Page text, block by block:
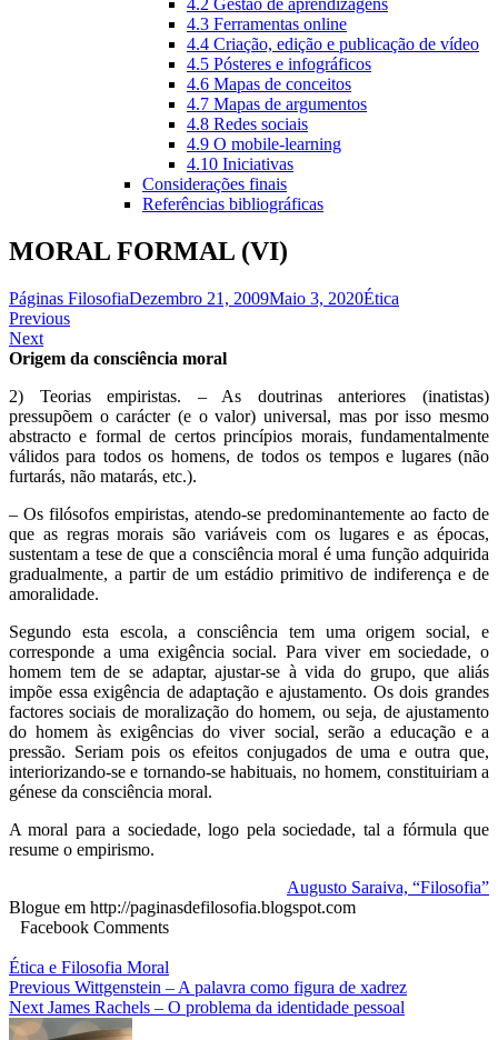
4.2 Gestão de aprendizagens
4.3 Ferramentas online
4.4 Criação, edição e publicação de vídeo
4.5 Pósteres e infográficos
4.6 Mapas de conceitos
4.7 Mapas de argumentos
4.8 Redes sociais
4.9 O mobile-learning
4.10 Iniciativas
Considerações finais
Referências bibliográficas
MORAL FORMAL (VI)
Páginas FilosofiaDezembro 21, 2009Maio 3, 2020Ética
Navegação
de
Previous
Next
Origem da consciência moral
2) Teorias empiristas. – As doutrinas anteriores (inatistas)
pressupõem o carácter (e o valor) universal, mas por isso mesmo
abstracto e formal de certos princípios morais, fundamentalmente
válidos para todos os homens, de todos os tempos e lugares (não
furtarás, não matarás, etc.).
– Os filósofos empiristas, atendo-se predominantemente ao facto de
que as regras morais são variáveis com os lugares e as épocas,
sustentam a tese de que a consciência moral é uma função adquirida
gradualmente, a partir de um estádio primitivo de indiferença e de
amoralidade.
Segundo esta escola, a consciência tem uma origem social, e
corresponde a uma exigência social. Para viver em sociedade, o
homem tem de se adaptar, ajustar-se à vida do grupo, que aliás
impõe essa exigência de adaptação e ajustamento. Os dois grandes
factores sociais de moralização do homem, ou seja, de ajustamento
do homem às exigências do viver social, serão a educação e a
pressão. Seriam pois os efeitos conjugados de uma e outra que,
interiorizando-se e tornando-se habituais, no homem, constituiriam a
génese da consciência moral.
A moral para a sociedade, logo pela sociedade, tal a fórmula que
resume o empirismo.
Augusto Saraiva, “Filosofia”
Blogue em http://paginasdefilosofia.blogspot.com
Facebook Comments
Ética e Filosofia Moral
Navegação
de
Previous Wittgenstein – A palavra como figura de xadrez
Next James Rachels – O problema da identidade pessoal